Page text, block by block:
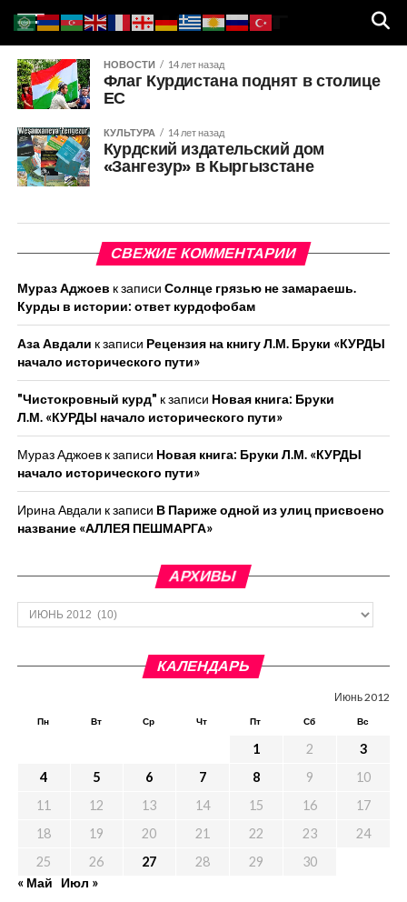
НОВОСТИ 14 лет назад
Флаг Курдистана поднят в столице
ЕС
КУЛЬТУРА 14 лет назад
Курдский издательский дом
«Зангезур» в Кыргызстане
СВЕЖИЕ КОММЕНТАРИИ
Мураз Аджоев к записи Солнце грязью не замараешь.
Курды в истории: ответ курдофобам
Аза Авдали к записи Рецензия на книгу Л.М. Бруки «КУРДЫ
начало исторического пути»
"Чистокровный курд" к записи Новая книга: Бруки
Л.М. «КУРДЫ начало исторического пути»
Мураз Аджоевк записи Новая книга: Бруки Л.М. «КУРДЫ
начало исторического пути»
Ирина Авдали к записи В Париже одной из улиц присвоено
название «АЛЛЕЯ ПЕШМАРГА»
АРХИВЫ
Архивы
КАЛЕНДАРЬ
Июнь 2012
Пн Вт Ср Чт Пт Сб Вс
1 2
3
4
5 6 7 8 9
10
11
12 13 14 15 16
17
18
19 20 21 22 23
24
25
26 27 28 29
30
« Май
Июл »